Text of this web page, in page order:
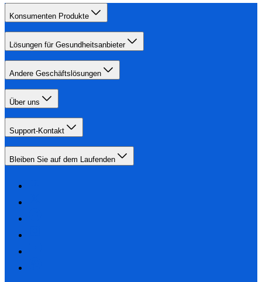
Konsumenten Produkte
Lösungen für Gesundheitsanbieter
Andere Geschäftslösungen
Über uns
Support-Kontakt
Bleiben Sie auf dem Laufenden